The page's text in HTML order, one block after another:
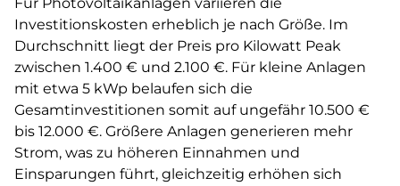
Für Photovoltaikanlagen variieren die
Investitionskosten erheblich je nach Größe. Im
Durchschnitt liegt der Preis pro Kilowatt Peak
zwischen 1.400 € und 2.100 €. Für kleine Anlagen
mit etwa 5 kWp belaufen sich die
Gesamtinvestitionen somit auf ungefähr 10.500 €
bis 12.000 €. Größere Anlagen generieren mehr
Strom, was zu höheren Einnahmen und
Einsparungen führt, gleichzeitig erhöhen sich